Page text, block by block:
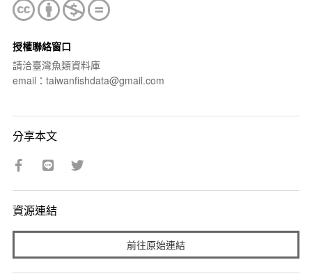
授權聯絡窗口
請洽臺灣魚類資料庫
email：taiwanfishdata@gmail.com
分享本文
資源連結
前往原始連結